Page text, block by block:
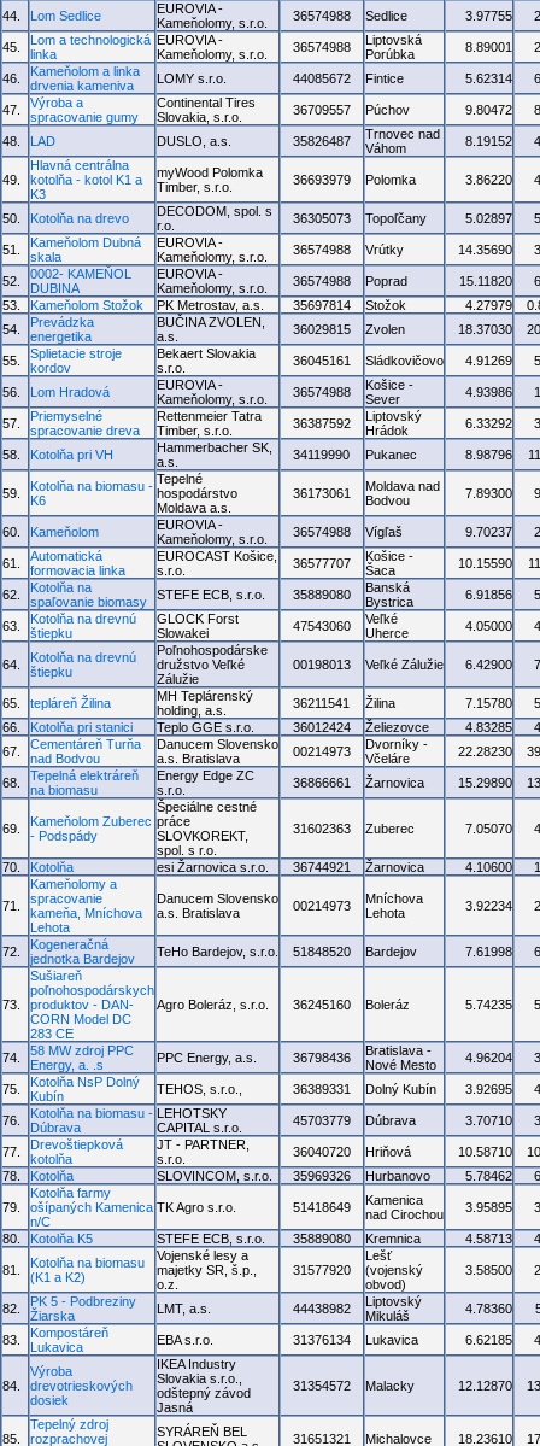
44. Lom Sedlice
EUROVIA -
Kameňolomy, s.r.o.
36574988 Sedlice 3.97755
45.
Lom a technologická
linka
EUROVIA -
Kameňolomy, s.r.o.
36574988
Liptovská
Porúbka
8.89001
46.
Kameňolom a linka
drvenia kameniva
LOMY s.r.o. 44085672 Fintice 5.62314
47.
Výroba a
spracovanie gumy
Continental Tires
Slovakia, s.r.o.
36709557 Púchov 9.80472
48. LAD DUSLO, a.s. 35826487
Trnovec nad
Váhom
8.19152
49.
Hlavná centrálna
kotolňa - kotol K1 a
K3
myWood Polomka
Timber, s.r.o.
36693979 Polomka 3.86220
50. Kotolňa na drevo
DECODOM, spol. s
r.o.
36305073 Topoľčany 5.02897
51.
Kameňolom Dubná
skala
EUROVIA -
Kameňolomy, s.r.o.
36574988 Vrútky 14.35690
52.
0002- KAMEŇOL
DUBINA
EUROVIA -
Kameňolomy, s.r.o.
36574988 Poprad 15.11820
53.
Kameňolom Stožok PK Metrostav, a.s. 35697814 Stožok 4.27979
54.
Prevádzka
energetika
BUČINA ZVOLEN,
a.s.
36029815 Zvolen 18.37030
55.
Splietacie stroje
kordov
Bekaert Slovakia
s.r.o.
36045161 Sládkovičovo 4.91269
56. Lom Hradová
EUROVIA -
Kameňolomy, s.r.o.
36574988
Košice -
Sever
4.93986
57.
Priemyselné
spracovanie dreva
Rettenmeier Tatra
Timber, s.r.o.
36387592
Liptovský
Hrádok
6.33292
58. Kotolňa pri VH
Hammerbacher SK,
a.s.
34119990 Pukanec 8.98796
59.
Kotolňa na biomasu -
K6
Tepelné
hospodárstvo
Moldava a.s.
36173061
Moldava nad
Bodvou
7.89300
60. Kameňolom
EUROVIA -
Kameňolomy, s.r.o.
36574988 Vígľaš 9.70237
61.
Automatická
formovacia linka
EUROCAST Košice,
s.r.o.
36577707
Košice -
Šaca
10.15590
62.
Kotolňa na
spaľovanie biomasy
STEFE ECB, s.r.o. 35889080
Banská
Bystrica
6.91856
63.
Kotolňa na drevnú
štiepku
GLOCK Forst
Slowakei
47543060
Veľké
Uherce
4.05000
64.
Kotolňa na drevnú
štiepku
Poľnohospodárske
družstvo Veľké
Zálužie
00198013 Veľké Zálužie 6.42900
65. tepláreň Žilina
MH Teplárenský
holding, a.s.
36211541 Žilina 7.15780
66.
Kotolňa pri stanici Teplo GGE s.r.o. 36012424 Želiezovce 4.83285
67.
Cementáreň Turňa
nad Bodvou
Danucem Slovensko
a.s. Bratislava
00214973
Dvorníky -
Včeláre
22.28230
68.
Tepelná elektráreň
na biomasu
Energy Edge ZC
s.r.o.
36866661 Žarnovica 15.29890
69.
Kameňolom Zuberec
- Podspády
Špeciálne cestné
práce
SLOVKOREKT,
spol. s r.o.
31602363 Zuberec 7.05070
70. Kotolňa esi Žarnovica s.r.o. 36744921 Žarnovica 4.10600
71.
Kameňolomy a
spracovanie
kameňa, Mníchova
Lehota
Danucem Slovensko
a.s. Bratislava
00214973
Mníchova
Lehota
3.92234
72.
Kogeneračná
jednotka Bardejov
TeHo Bardejov, s.r.o. 51848520 Bardejov 7.61998
73.
Sušiareň
poľnohospodárskych
produktov - DAN-
CORN Model DC
283 CE
Agro Boleráz, s.r.o. 36245160 Boleráz 5.74235
74.
58 MW zdroj PPC
Energy, a. .s
PPC Energy, a.s. 36798436
Bratislava -
Nové Mesto
4.96204
75.
Kotolňa NsP Dolný
Kubín
TEHOS, s.r.o., 36389331 Dolný Kubín 3.92695
76.
Kotolňa na biomasu -
Dúbrava
LEHOTSKY
CAPITAL s.r.o.
45703779 Dúbrava 3.70710
77.
Drevoštiepková
kotolňa
JT - PARTNER,
s.r.o.
36040720 Hriňová 10.58710
78.
Kotolňa SLOVINCOM, s.r.o. 35969326 Hurbanovo 5.78462
79.
Kotolňa farmy
ošípaných Kamenica
n/C
TK Agro s.r.o. 51418649
Kamenica
nad Cirochou
3.95895
80. Kotolňa K5 STEFE ECB, s.r.o. 35889080 Kremnica 4.58713
81.
Kotolňa na biomasu
(K1 a K2)
Vojenské lesy a
majetky SR, š.p.,
o.z.
31577920
Lešť
(vojenský
obvod)
3.58500
82.
PK 5 - Podbreziny
Žiarska
LMT, a.s. 44438982
Liptovský
Mikuláš
4.78360
83.
Kompostáreň
Lukavica
EBA s.r.o. 31376134 Lukavica 6.62185
84.
Výroba
drevotrieskových
dosiek
IKEA Industry
Slovakia s.r.o.,
odštepný závod
Jasná
31354572 Malacky 12.12870
85.
Tepelný zdroj
rozprachovej
SYRÁREŇ BEL
31651321 Michalovce 18.23610